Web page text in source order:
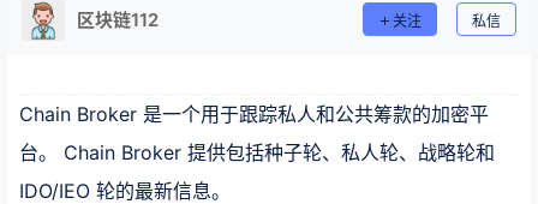
区块链112 关注 私信
Chain Broker 是一个用于跟踪私人和公共筹款的加密平
台。 Chain Broker 提供包括种子轮、私人轮、战略轮和
IDO/IEO 轮的最新信息。